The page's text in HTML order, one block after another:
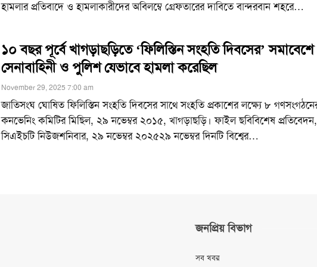
হামলার প্রতিবাদে ও হামলাকারীদের অবিলম্বে গ্রেফতারের দাবিতে বান্দরবান শহরে…
১০ বছর পূর্বে খাগড়াছড়িতে ‘ফিলিস্তিন সংহতি দিবসের’ সমাবেশে
সেনাবাহিনী ও পুলিশ যেভাবে হামলা করেছিল
November 29, 2025 7:00 am
জাতিসংঘ ঘোষিত ফিলিস্তিন সংহতি দিবসের সাথে সংহতি প্রকাশের লক্ষ্যে ৮
কনভেনিং কমিটির মিছিল, ২৯ নভেম্বর ২০১৫, খাগড়াছড়ি। ফাইল ছবিবিশেষ প্রতিবেদন,
সিএইচটি নিউজশনিবার, ২৯ নভেম্বর ২০২৫২৯ নভেম্বর দিনটি বিশ্বের…
জনপ্রিয় বিভাগ
সব খবর